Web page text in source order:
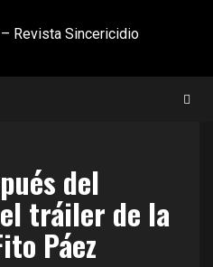
del
tráiler de la
Páez